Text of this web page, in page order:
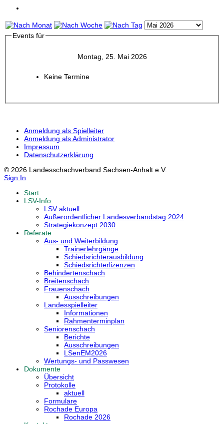
Events für
Montag, 25. Mai 2026
Keine Termine
Anmeldung als Spielleiter
Anmeldung als Administrator
Impressum
Datenschutzerklärung
© 2026 Landesschachverband Sachsen-Anhalt e.V.
Sign In
Start
LSV-Info
LSV aktuell
Außerordentlicher Landesverbandstag 2024
Strategiekonzept 2030
Referate
Aus- und Weiterbildung
Trainerlehrgänge
Schiedsrichterausbildung
Schiedsrichterlizenzen
Behindertenschach
Breitenschach
Frauenschach
Ausschreibungen
Landesspielleiter
Informationen
Rahmenterminplan
Seniorenschach
Berichte
Ausschreibungen
LSenEM2026
Wertungs- und Passwesen
Dokumente
Übersicht
Protokolle
aktuell
Formulare
Rochade Europa
Rochade 2026